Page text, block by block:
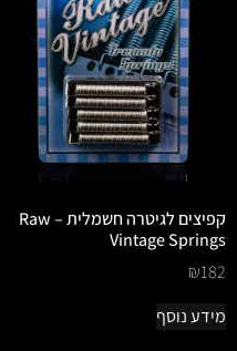
קפיצים לגיטרה חשמלית – Raw
Vintage Springs
₪182
מידע נוסף